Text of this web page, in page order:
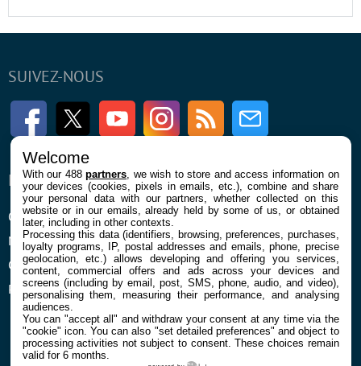
SUIVEZ-NOUS
FacebookTwitter Youtube InstagramRSS Newsletter
ENTREPRISE
Qui sommes nous
Mentions légales et CGU
Confidentialité et Cookies
Préférences cookies
À PROPOS
La rédaction
Contact
Welcome
With our 488partners , we wish to store and access information on
your devices (cookies, pixels in emails, etc.), combine and share
your personal data with our partners, whether collected on this
website or in our emails, already held by some of us, or obtained
later, including in other contexts.
Processing this data (identifiers, browsing, preferences, purchases,
loyalty programs, IP, postal addresses and emails, phone, precise
geolocation, etc.) allows developing and offering you services,
content, commercial offers and ads across your devices and
screens (including by email, post, SMS, phone, audio, and video),
personalising them, measuring their performance, and analysing
audiences.
You can "accept all" and withdraw your consent at any time via the
"cookie" icon. You can also "set detailed preferences" and object to
processing activities not subject to consent. These choices remain
valid for 6 months.